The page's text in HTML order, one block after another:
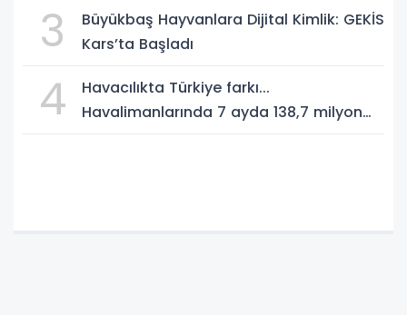
3
Büyükbaş Hayvanlara Dijital Kimlik: GEKİS
Kars’ta Başladı
4
Havacılıkta Türkiye farkı...
Havalimanlarında 7 ayda 138,7 milyon